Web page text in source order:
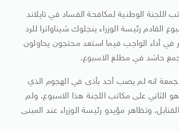
اللجنة الوطنية لمكافحة الفساد في تايلاند
القادم رئيسة الوزراء ينجلوك شيناواترا للرد
في أداء الواجب فيما استعد محتجون يحاولون
حاشد في مطلع الاسبوع.
انه لم يصب أحد بأذى في الهجوم الذي
الثاني على مكاتب اللجنة هذا الاسبوع. ولم
وتظاهر مؤيدو رئيسة الوزراء عند المبنى